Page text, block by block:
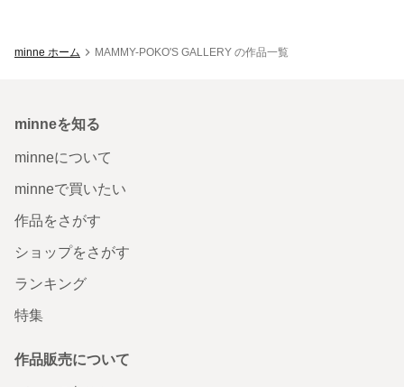
minne ホーム MAMMY-POKO'S GALLERY の作品一覧
minneを知る
minneについて
minneで買いたい
作品をさがす
ショップをさがす
ランキング
特集
作品販売について